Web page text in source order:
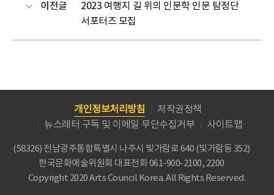
이전글
2023 여행지 길 위의 인문학 인문 탐정단
서포터즈 모집
개인정보처리방침
저작권정책
뉴스레터 구독 및 이메일 무단수집거부
사이트맵
(58326) 전남광주통합특별시 나주시 빛가람로 640 (빛가람동 352)
한국문화예술위원회 대표전화 061-900-2100, 2200
Copyright 2020 Arts Council Korea. All Rights Reserved.